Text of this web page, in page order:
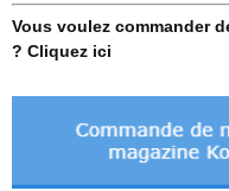
Vous voulez commander
? Cliquez ici